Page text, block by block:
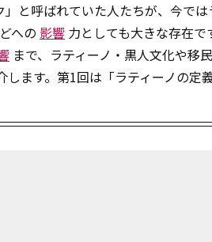
と呼ばれていた人たちが、今では
への 影響 力としても大きな存在で
まで、ラティーノ・黒人文化や移
ます。第1回は「ラティーノの定